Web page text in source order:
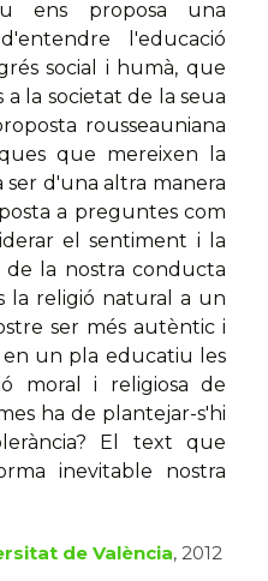
ens proposa una
l'educació
social i humà, que
la societat de la seua
rousseauniana
que mereixen la
ser d'una altra manera
a preguntes com
el sentiment i la
de la nostra conducta
la religió natural a un
ser més autèntic i
en un pla educatiu les
moral i religiosa de
ha de plantejar-s'hi
El text que
inevitable nostra
de València, 2012